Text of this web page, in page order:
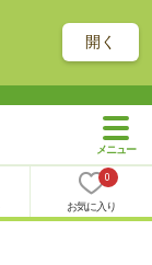
開く
0
お気に入り